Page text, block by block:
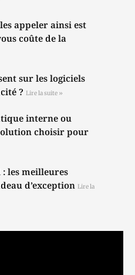
appeler ainsi est
coûte de la
sur les logiciels
? Lire la suite »
interne ou
choisir pour
les meilleures
d’exception Lire la